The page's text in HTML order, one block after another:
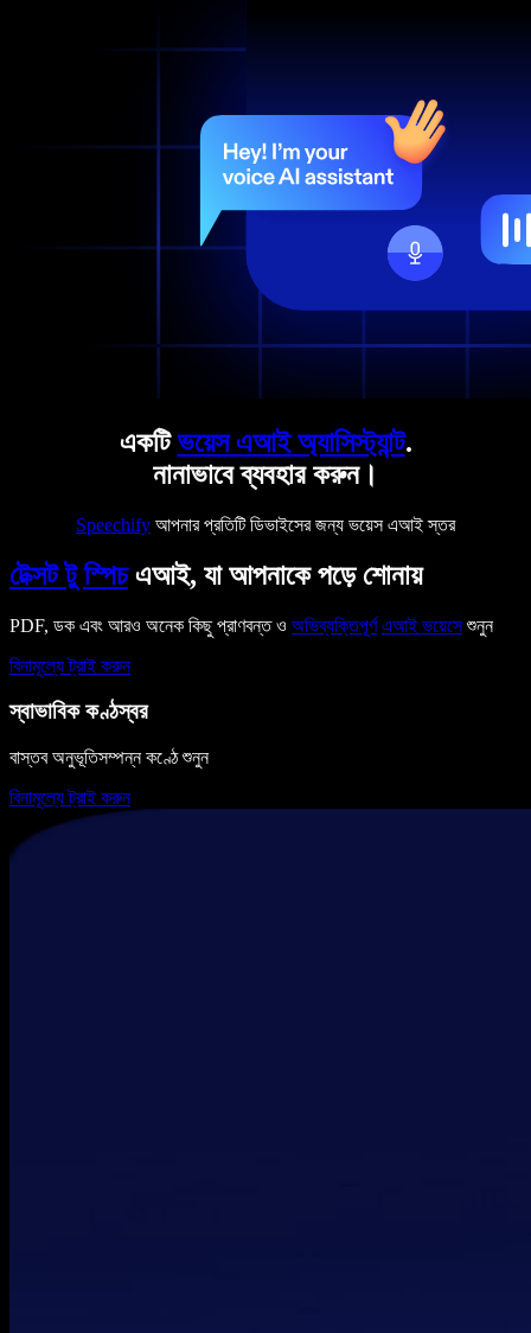
একটিভয়েস এআই অ্যাসিস্ট্যান্ট.
নানাভাবে ব্যবহার করুন।
Speechify আপনার প্রতিটি ডিভাইসের জন্য ভয়েস এআই স্তর
টেক্সট টু স্পিচএআই, যা আপনাকে পড়ে শোনায়
PDF, ডক এবং আরও অনেক কিছু প্রাণবন্ত ও অভিব্যক্তিপূর্ণ এআই ভয়েসেশুনুন
বিনামূল্যে ট্রাই করুন
স্বাভাবিক কণ্ঠস্বর
বাস্তব অনুভূতিসম্পন্ন কণ্ঠে শুনুন
বিনামূল্যে ট্রাই করুন